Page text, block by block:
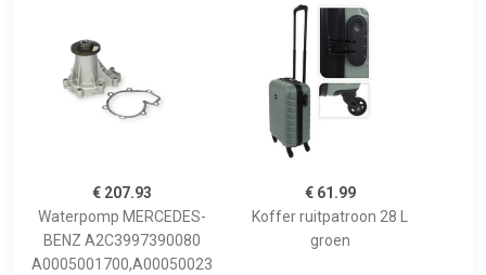
€ 207.93
Waterpomp MERCEDES-
BENZ A2C3997390080
A0005001700,A00050023
€ 61.99
Koffer ruitpatroon 28 L
groen